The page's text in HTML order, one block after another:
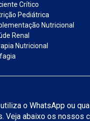
Crítico
Pediátrica
Nutricional
Renal
Nutricional
o WhatsApp ou
abaixo os nossos